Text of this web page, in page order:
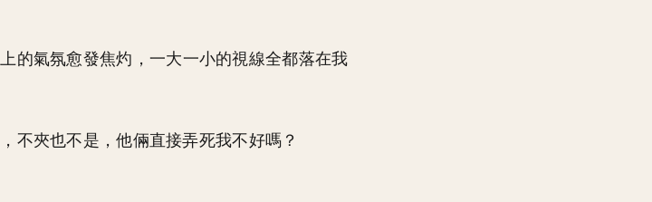
的氣氛愈發焦灼，一大一小的視線全都落在我
不夾也不是，他倆直接弄死我不好嗎？